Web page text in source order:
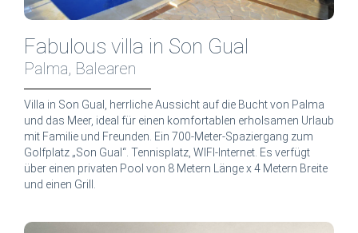
Fabulous villa in Son Gual
Palma, Balearen
Villa in Son Gual, herrliche Aussicht auf die Bucht von Palma
und das Meer, ideal für einen komfortablen erholsamen Urlaub
mit Familie und Freunden. Ein 700-Meter-Spaziergang zum
Golfplatz „Son Gual“. Tennisplatz, WIFI-Internet. Es verfügt
über einen privaten Pool von 8 Metern Länge x 4 Metern Breite
und einen Grill.